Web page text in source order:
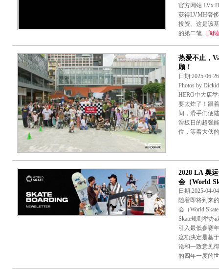
官方网站 LVx
获得LVMH奢
投资。这是该
的第二笔... [阅
热爱不止，
顾！
日期:2025-
Photos by
HERO中大店
要太炸了！跟
间，滑手们便
滑板日的超强
位，等着大伙
2028 LA 奥
会（World
日期:2025-
随着即将到来
会（World
Skate规则举办
引入最低参赛
这项决定是基
论和一致意见
的四年一度的